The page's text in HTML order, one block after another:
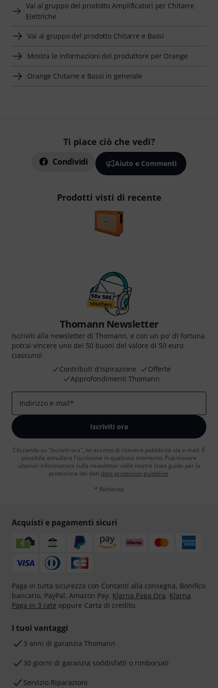
Vai al gruppo del prodotto Amplificatori per Chitarre
Elettriche
Vai al gruppo del prodotto Chitarre e Bassi
Mostra le informazioni del produttore per Orange
Orange Chitarre e Bassi in generale
Ti piace ciò che vedi?
Condividi Aiuto e Commenti
Prodotti visti di recente
Thomann Newsletter
Iscriviti alla newsletter di Thomann, e con un po' di fortuna
potrai vincere uno dei 50 buoni del valore di 50 euro
ciascuno!
Contributi d'ispirazione
Offerte
Approfondimenti Thomann
Indirizzo e-mail*
Iscriviti ora
Cliccando su "Iscriviti ora", lei accetta di ricevere pubblicità via e-mail. È
possibile annullare l'iscrizione in qualsiasi momento. Può trovare
ulteriori informazioni sulla newsletter nelle nostre linee guida per la
protezione dei dati data protection guideline.
* Richiesto
Acquisti e pagamenti sicuri
Paga in tutta sicurezza con Contanti alla consegna, Bonifico
bancario, PayPal, Amazon Pay, Klarna Paga Ora, Klarna
Paga in 3 rate oppure Carta di credito.
I tuoi vantaggi
3 anni di garanzia Thomann
30 giorni di garanzia soddisfatti o rimborsati
Servizio Riparazioni